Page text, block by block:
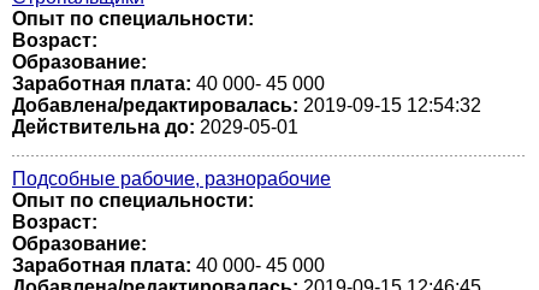
Опыт по специальности:
Возраст:
Образование:
Заработная плата: 40 000- 45 000
Добавлена/редактировалась: 2019-09-15 12:54:32
Действительна до: 2029-05-01
Подсобные рабочие, разнорабочие
Опыт по специальности:
Возраст:
Образование:
Заработная плата: 40 000- 45 000